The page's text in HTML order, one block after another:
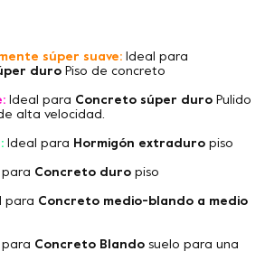
súper suave: Ideal para
duro Piso de concreto
Ideal para Concreto súper duro Pulido
alta velocidad.
Ideal para Hormigón extraduro piso
para Concreto duro piso
para Concreto medio-blando a medio
para Concreto Blando suelo para una